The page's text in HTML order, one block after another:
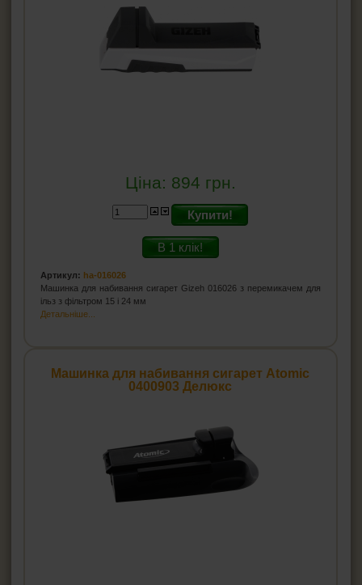
Ціна: 894 грн.
Купити!
В 1 клік!
Артикул: ha-016026
Машинка для набивання сигарет Gizeh 016026 з перемикачем для
ільз з фільтром 15 і 24 мм
Детальніше...
Машинка для набивання сигарет Atomic
0400903 Делюкс